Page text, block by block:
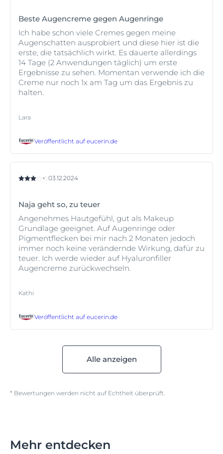
Beste Augencreme gegen Augenringe
Ich habe schon viele Cremes gegen meine
Augenschatten ausprobiert und diese hier ist die
erste, die tatsächlich wirkt. Es dauerte allerdings
14 Tage (2 Anwendungen täglich) um erste
Ergebnisse zu sehen. Momentan verwende ich die
Creme nur noch 1x am Tag um das Ergebnis zu
halten.
Lara
Veröffentlicht auf eucerin.de
03.12.2024
Naja geht so, zu teuer
Angenehmes Hautgefühl, gut als Makeup
Grundlage geeignet. Auf Augenringe oder
Pigmentflecken bei mir nach 2 Monaten jedoch
immer noch keine verändernde Wirkung, dafür zu
teuer. Ich werde wieder auf Hyaluronfiller
Augencreme zurückwechseln.
Kathi
Veröffentlicht auf eucerin.de
Alle anzeigen
* Bewertungen werden nicht auf Echtheit überprüft.
Mehr entdecken